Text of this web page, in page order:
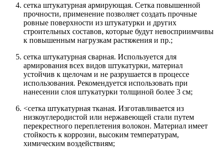
сетка штукатурная армирующая. Сетка повышенной
прочности, применение позволяет создать прочные
ровные поверхности из штукатурки и других
строительных составов, которые будут невосприимчивы
к повышенным нагрузкам растяжения и пр.;
сетка штукатурная сварная. Используется для
армирования всех видов штукатурки, материал
устойчив к щелочам и не разрушается в процессе
использования. Рекомендуется использовать при
нанесении слоя штукатурки толщиной более 3 см;
<сетка штукатурная тканая. Изготавливается из
низкоуглеродистой или нержавеющей стали путем
перекрестного переплетения волокон. Материал имеет
стойкость к коррозии, высоким температурам,
химическим воздействиям;